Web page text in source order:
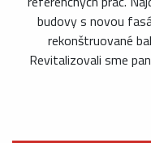
budovy s novou
rekonštruované
Revitalizovali sme